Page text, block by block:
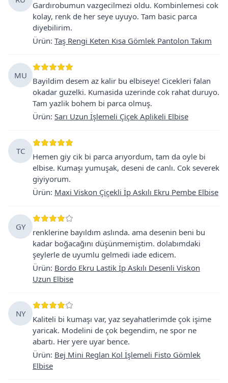
Gardırobumun vazgecilmezi oldu. Kombinlemesi cok
kolay, renk de her seye uyuyo. Tam basic parca
diyebilirim.
Ürün: Taş Rengi Keten Kısa Gömlek Pantolon Takım
MU
Bayildim desem az kalir bu elbiseye! Cicekleri falan
okadar guzelki. Kumasida uzerinde cok rahat duruyo.
Tam yazlik bohem bi parca olmuş.
Ürün: Sarı Uzun İşlemeli Çiçek Aplikeli Elbise
TC
Hemen giy cik bi parca arıyordum, tam da oyle bi
elbise. Kumaşı yumuşak, deseni de canlı. Cok severek
giyiyorum.
Ürün: Maxi Viskon Çiçekli İp Askılı Ekru Pembe Elbise
GY
renklerine bayıldım aslında. ama desenin beni bu
kadar boğacağını düşünmemiştim. dolabımdaki
şeylerle de uyumlu gelmedi iade edicem.
Ürün: Bordo Ekru Lastik İp Askılı Desenli Viskon
Uzun Elbise
NY
Kaliteli bi kumaşı var, yaz seyahatlerimde çok işime
yaricak. Modelini de çok begendim, ne spor ne
abartı. Her yere uyar bence.
Ürün: Bej Mini Reglan Kol İşlemeli Fisto Gömlek
Elbise